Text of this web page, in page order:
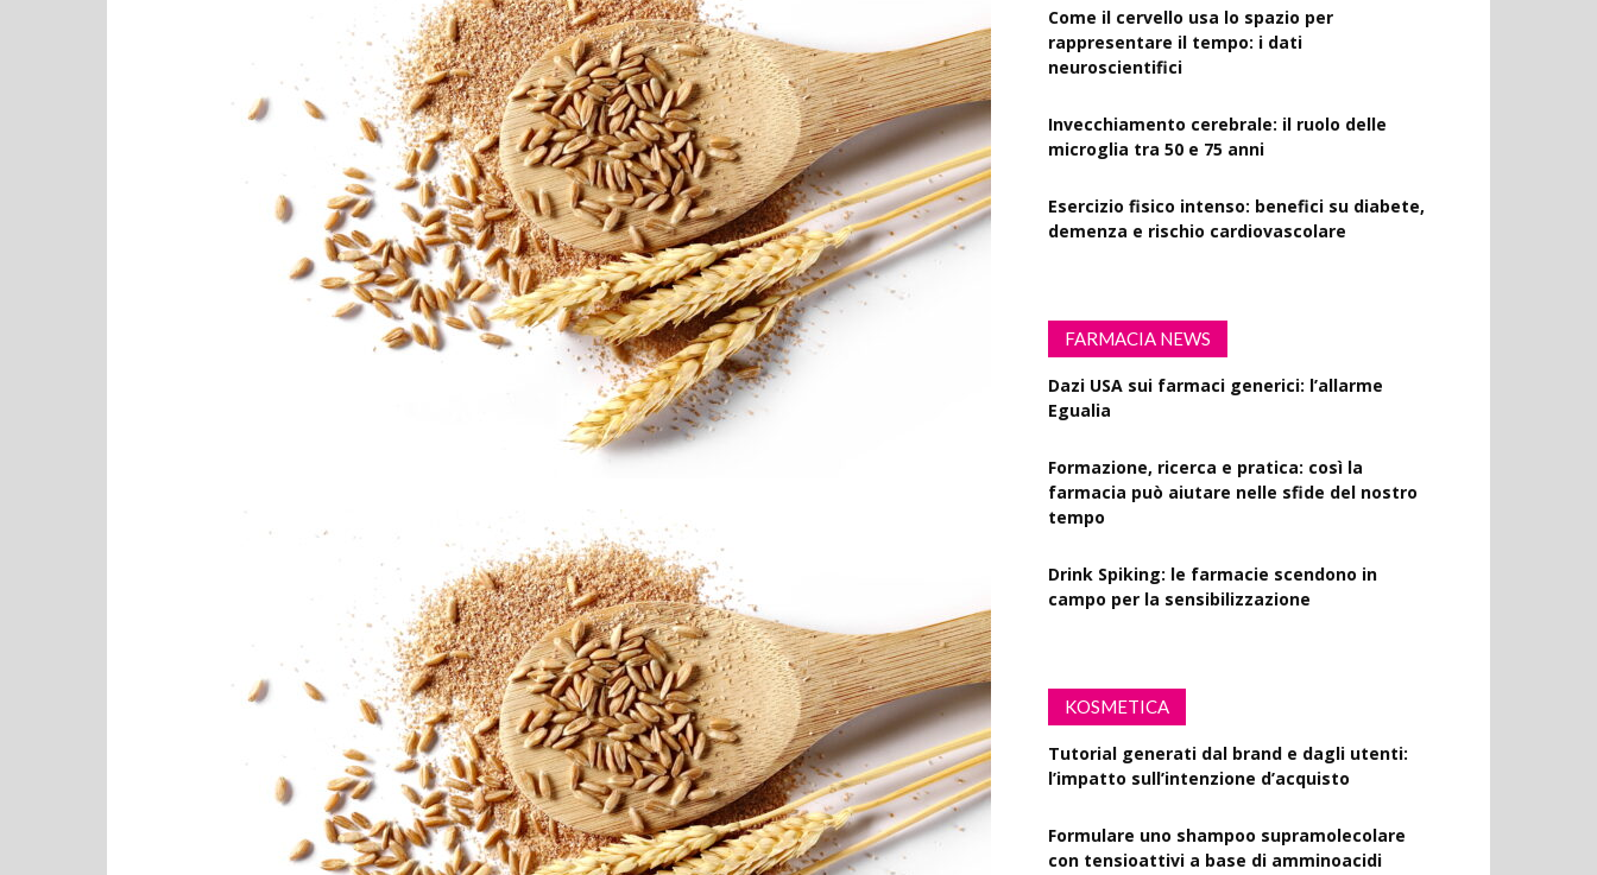
Come il cervello usa lo spazio per
rappresentare il tempo: i dati
neuroscientifici
Invecchiamento cerebrale: il ruolo delle
microglia tra 50 e 75 anni
Esercizio fisico intenso: benefici su diabete,
demenza e rischio cardiovascolare
FARMACIA NEWS
Dazi USA sui farmaci generici: l’allarme
Egualia
Formazione, ricerca e pratica: così la
farmacia può aiutare nelle sfide del nostro
tempo
Drink Spiking: le farmacie scendono in
campo per la sensibilizzazione
KOSMETICA
Tutorial generati dal brand e dagli utenti:
l’impatto sull’intenzione d’acquisto
Formulare uno shampoo supramolecolare
con tensioattivi a base di amminoacidi